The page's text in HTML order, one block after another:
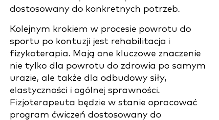
dostosowany do konkretnych potrzeb.
Kolejnym krokiem w procesie powrotu do
sportu po kontuzji jest rehabilitacja i
fizykoterapia. Mają one kluczowe znaczenie
nie tylko dla powrotu do zdrowia po samym
urazie, ale także dla odbudowy siły,
elastyczności i ogólnej sprawności.
Fizjoterapeuta będzie w stanie opracować
program ćwiczeń dostosowany do